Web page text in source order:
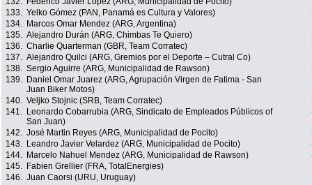
133. Yelko Gómez (PAN, Panamá es Cultura y Valores)
134.
Marcos Omar Mendez (ARG, Argentina)
135. Alejandro Durán (ARG, Chimbas Te Quiero)
136. Charlie Quarterman (GBR, Team Corratec)
137. Alejandro Quilci (ARG, Gremios por el Deporte – Cutral Co)
138. Sergio Aguirre (ARG, Municipalidad de Rawson)
139.
Daniel Omar Juarez (ARG, Agrupación Virgen de Fatima - San
Juan Biker Motos)
140. Veljko Stojnic (SRB, Team Corratec)
141.
Leonardo Cobarrubia (ARG, Sindicato de Empleados Públicos of
San Juan)
142. José Martin Reyes (ARG, Municipalidad de Pocito)
143.
Leandro Javier Velardez (ARG, Municipalidad de Pocito)
144.
Marcelo Nahuel Mendez (ARG, Municipalidad de Rawson)
145.
Fabien Grellier (FRA, TotalEnergies)
146. Juan Caorsi (URU, Uruguay)